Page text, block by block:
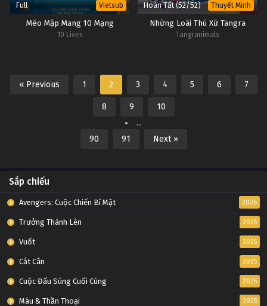
Full Vietsub
Mèo Mập Mang 10 Mạng
10 Lives
Hoàn Tất (52/52) Thuyết Minh
Những Loài Thú Xứ Tangra
Tangranimals
« Previous 1 2 3 4 5 6 7
8 9
10
...
90
91 Next »
Sắp chiếu
Avengers: Cuộc Chiến Bí Mật 2026
Trưởng Thành Lên 2025
Vuốt 2025
Cắt Cân 2025
Cuộc Đấu Súng Cuối Cùng 2025
Máu & Thần Thoại 2025